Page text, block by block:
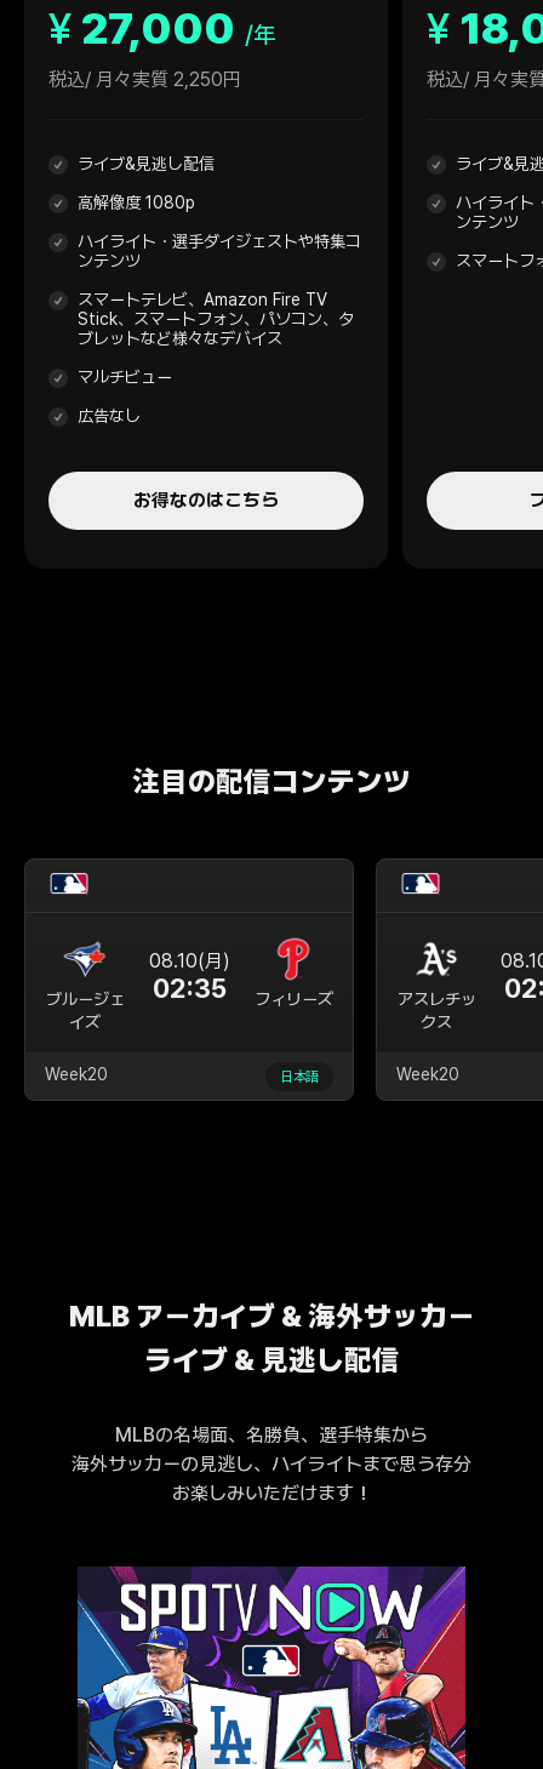
¥ 27,000 /年
税込/ 月々実質 2,250円
ライブ&見逃し配信
高解像度 1080p
ハイライト・選手ダイジェストや特集コ
ンテンツ
スマートテレビ、Amazon Fire TV
Stick、スマートフォン、パソコン、タ
ブレットなど様々なデバイス
マルチビュー
広告なし
お得なのはこちら
¥
税込/ 月々実
ライブ&見
ハイライト
ンテンツ
スマートフ
注目の配信コンテンツ
ブルージェ
イズ
08.10(月)
02:35 フィリーズ
Week20 日本語
アスレチッ
クス
Week20
MLB アーカイブ & 海外サッカー
ライブ & 見逃し配信
MLBの名場面、名勝負、選手特集から
海外サッカーの見逃し、ハイライトまで思う存分
お楽しみいただけます！